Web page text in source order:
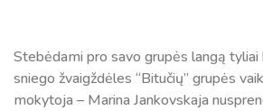
Stebėdami pro savo grupės langą tyliai
sniego žvaigždėles “Bitučių” grupės
mokytoja – Marina Jankovskaja